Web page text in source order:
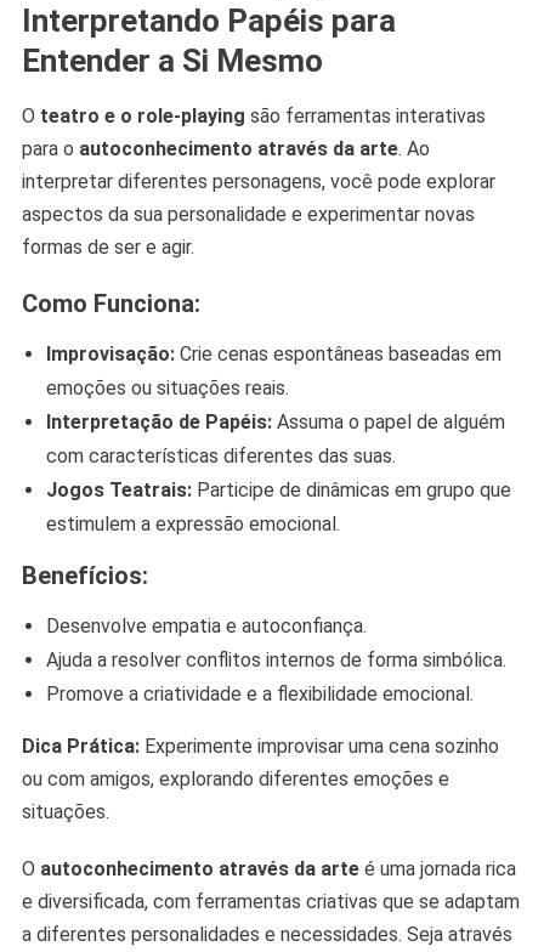
Interpretando Papéis para
Entender a Si Mesmo
O teatro e o role-playing são ferramentas interativas
para o autoconhecimento através da arte. Ao
interpretar diferentes personagens, você pode explorar
aspectos da sua personalidade e experimentar novas
formas de ser e agir.
Como Funciona:
Improvisação:Crie cenas espontâneas baseadas em
emoções ou situações reais.
Interpretação de Papéis:Assuma o papel de alguém
com características diferentes das suas.
Jogos Teatrais:Participe de dinâmicas em grupo que
estimulem a expressão emocional.
Benefícios:
Desenvolve empatia e autoconfiança.
Ajuda a resolver conflitos internos de forma simbólica.
Promove a criatividade e a flexibilidade emocional.
Dica Prática:Experimente improvisar uma cena sozinho
ou com amigos, explorando diferentes emoções e
situações.
O autoconhecimento através da arteé uma jornada rica
e diversificada, com ferramentas criativas que se adaptam
a diferentes personalidades e necessidades. Seja através